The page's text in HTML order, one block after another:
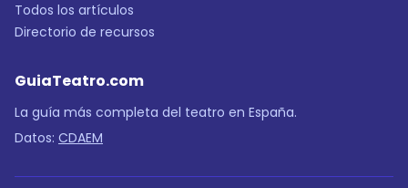
Todos los artículos
Directorio de recursos
GuiaTeatro.com
La guía más completa del teatro en España.
Datos: CDAEM